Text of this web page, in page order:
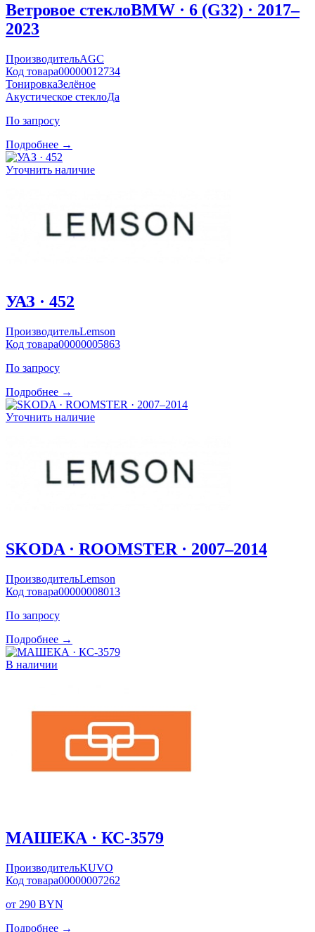
Ветровое стеклоBMW · 6 (G32) · 2017–
2023
ПроизводительAGC
Код товара00000012734
ТонировкаЗелёное
Акустическое стеклоДа
По запросу
Подробнее →
Уточнить наличие
УАЗ · 452
ПроизводительLemson
Код товара00000005863
По запросу
Подробнее →
Уточнить наличие
SKODA · ROOMSTER · 2007–2014
ПроизводительLemson
Код товара00000008013
По запросу
Подробнее →
В наличии
МАШЕКА · КС-3579
ПроизводительKUVO
Код товара00000007262
от 290 BYN
Подробнее →